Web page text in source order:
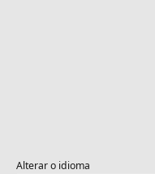
Alterar o idioma